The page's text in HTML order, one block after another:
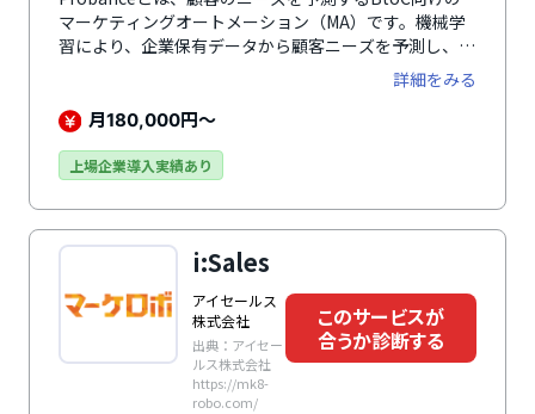
マーケティングオートメーション（MA）です。機械学
習により、企業保有データから顧客ニーズを予測し、メ
ール、アプリ、SNS、広告などで効果の高いパーソナラ
詳細をみる
月180,000円～
上場企業導入実績あり
i:Sales
アイセールス
株式会社
出典：アイセー
ルス株式会社
https://mk8-
robo.com/
このサービスが
合うか診断する